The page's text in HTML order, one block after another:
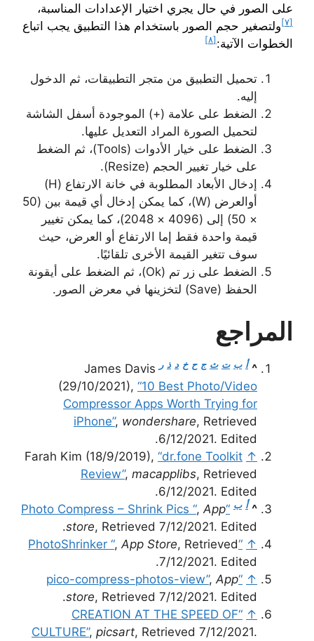
على الصور في حال يجري اختيار الإعدادات المناسبة،
[٧]
ولتصغير حجم الصور باستخدام هذا التطبيق يجب اتباع
الخطوات الآتية: [٨]
تحميل التطبيق من متجر التطبيقات، ثم الدخول
إليه.
الضغط على علامة (+) الموجودة أسفل الشاشة
لتحميل الصورة المراد التعديل عليها.
الضغط على خيار الأدوات (Tools)، ثم الضغط
على خيار تغيير الحجم (Resize).
إدخال الأبعاد المطلوبة في خانة الارتفاع (H)
أوالعرض (W)، كما يمكن إدخال أي قيمة بين (50
× 50) إلى (4096 × 2048)، كما يمكن تغيير
قيمة واحدة فقط إما الارتفاع أو العرض، حيث
سوف تتغير القيمة الأخرى تلقائيًا.
الضغط على زر تم (Ok)، ثم الضغط على أيقونة
الحفظ (Save) لتخزينها في معرض الصور.
المراجع
^ أ ب ت ث ج ح خ د ذ ر
James Davis
(29/10/2021), “10 Best Photo/Video
Compressor Apps Worth Trying for
iPhone”, wondershare, Retrieved
6/12/2021. Edited.
↑
Farah Kim (18/9/2019), “dr.fone Toolkit
Review”, macapplibs, Retrieved
6/12/2021. Edited.
^ أ ب “Photo Compress – Shrink Pics “
, App
store, Retrieved 7/12/2021. Edited.
↑
“PhotoShrinker “
, App Store, Retrieved
7/12/2021. Edited.
↑
“pico-compress-photos-view”
, App
store, Retrieved 7/12/2021. Edited.
↑
“CREATION AT THE SPEED OF
CULTURE”, picsart, Retrieved 7/12/2021.